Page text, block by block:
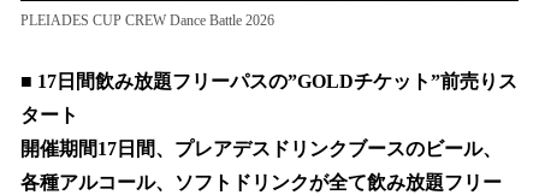
PLEIADES CUP CREW Dance Battle 2026
■ 17日間飲み放題フリーパスの”GOLDチケット”前売りス
タート
開催期間17日間、プレアデスドリンクブースのビール、
各種アルコール、ソフトドリンクが全て飲み放題フリー